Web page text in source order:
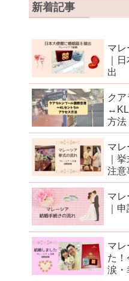
新着記事
マ
｜
出
ク
↔︎KL
方法
マ
｜
注意
マ
｜
マレ
た
涙・